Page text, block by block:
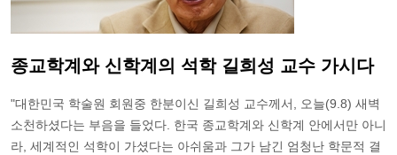
종교학계와 신학계의 석학 길희성 교수 가시다
"대한민국 학술원 회원중 한분이신 길희성 교수께서, 오늘(9.8) 새벽
소천하셨다는 부음을 들었다. 한국 종교학계와 신학계 안에서만 아니
라, 세계적인 석학이 가셨다는 아쉬움과 그가 남긴 엄청난 학문적 결